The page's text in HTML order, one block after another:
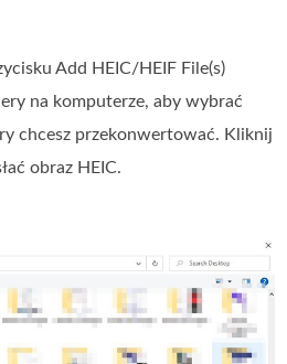
Add HEIC/HEIF File(s)
na komputerze, aby wybrać
chcesz przekonwertować. Kliknij
obraz HEIC.